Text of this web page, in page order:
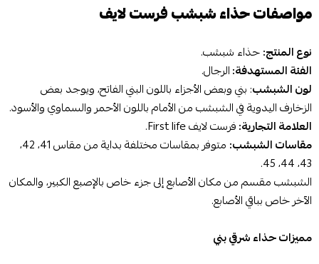
مواصفات حذاء شبشب فرست لايف
نوع المنتج:حذاء شبشب.
الفئة المستهدفة:الرجال.
لون الشبشب: بني وبعض الأجزاء باللون البني الفاتح، ويوجد بعض
الزخارف اليدوية في الشبشب من الأمام باللون الأحمر والسماوي والأسود.
العلامة التجارية:فرست لايف First life.
مقاسات الشبشب:
متوفر بمقاسات مختلفة بداية من مقاس 41، 42،
43، 44، 45.
الشبشب مقسم من مكان الأصابع إلى جزء خاص بالإصبع الكبير، والمكان
الآخر خاص بباقي الأصابع.
مميزات حذاء شرقي بني